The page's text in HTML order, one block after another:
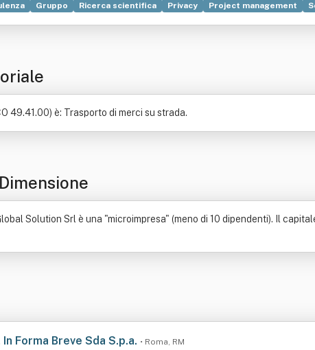
Gruppo Ricerca scientifica Privacy Project management
49.41.00) è: Trasporto di merci su strada.
Solution Srl è una "microimpresa" (meno di 10 dipendenti). Il
Forma Breve Sda S.p.a. • Roma, RM